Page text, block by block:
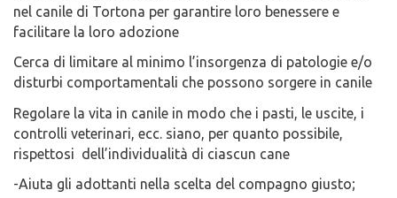
nel canile di Tortona per garantire loro benessere e
facilitare la loro adozione
Cerca di limitare al minimo l’insorgenza di patologie e/o
disturbi comportamentali che possono sorgere in canile
Regolare la vita in canile in modo che i pasti, le uscite, i
controlli veterinari, ecc. siano, per quanto possibile,
rispettosi dell’individualità di ciascun cane
-Aiuta gli adottanti nella scelta del compagno giusto;